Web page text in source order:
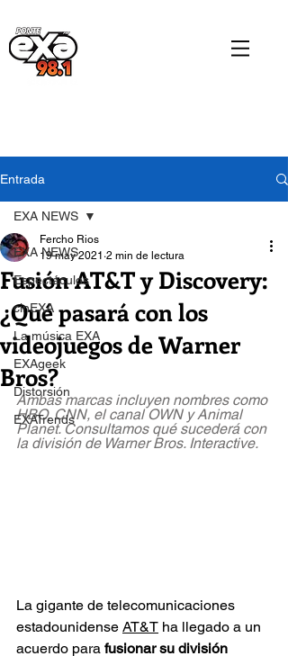
Entrada
EXA NEWS
Espectáculos
cinEXA
La música EXA
EXAgeek
Distorsión
EXATrends
EXA NEWS
Fusión AT&T y Discovery:
¿Qué pasará con los
videojuegos de Warner
Bros?
Fercho Rios
19 may 2021 2 min de lectura
Ambas marcas incluyen nombres como
HBO, CNN, el canal OWN y Animal
Planet. Consultamos qué sucederá con
la división de Warner Bros. Interactive.
La gigante de telecomunicaciones
estadounidense AT&T ha llegado a un
acuerdo para fusionar su división